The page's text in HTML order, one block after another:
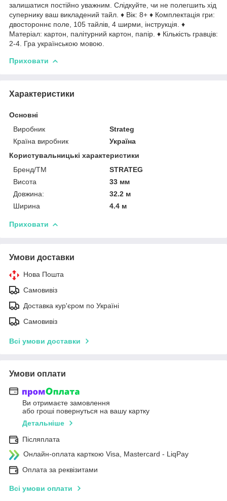
залишатися постійно уважним. Слідкуйте, чи не полегшить хід
супернику ваш викладений тайл. ♦ Вік: 8+ ♦ Комплектація гри:
двостороннє поле, 105 тайлів, 4 ширми, інструкція. ♦
Матеріал: картон, палітурний картон, папір. ♦ Кількість гравців:
2-4. Гра українською мовою.
Приховати
Характеристики
Основні
Виробник
Strateg
Країна виробник
Україна
Користувальницькі характеристики
Бренд/ТМ
STRATEG
Висота
33 мм
Довжина:
32.2 м
Ширина
4.4 м
Приховати
Умови доставки
Нова Пошта
Самовивіз
Доставка кур'єром по Україні
Самовивіз
Всі умови доставки
Умови оплати
Ви отримаєте замовлення
або гроші повернуться на вашу картку
Детальніше
Післяплата
Онлайн-оплата карткою Visa, Mastercard - LiqPay
Оплата за реквізитами
Всі умови оплати